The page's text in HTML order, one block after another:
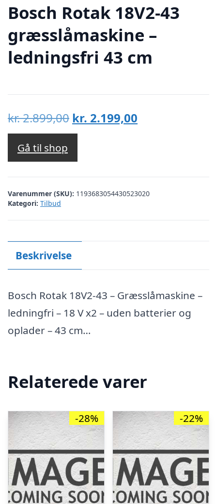
Bosch Rotak 18V2-43
græsslåmaskine –
ledningsfri 43 cm
kr.2.899,00 Den
oprindelige
var:
kr. 2.899,00.
kr. 2.199,00
kr. 2.199,00.
Gå til shop
Varenummer (SKU): 1193683054430523020
Kategori: Tilbud
Beskrivelse
Bosch Rotak 18V2-43 – Græsslåmaskine –
ledningfri – 18 V x2 – uden batterier og
oplader – 43 cm…
Relaterede varer
-28% -22%